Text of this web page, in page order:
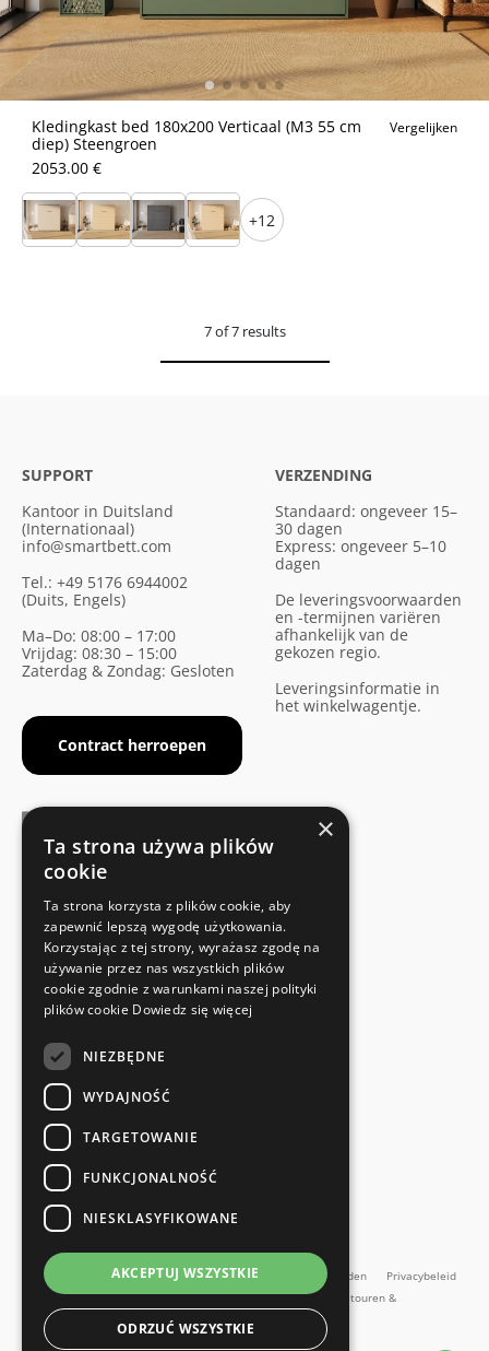
Kledingkast bed 180x200 Verticaal (M3 55 cm
diep) Steengroen
Vergelijken
2053.00 €
+12
7 of 7 results
SUPPORT
Kantoor in Duitsland
(Internationaal)
info@smartbett.com
Tel.: +49 5176 6944002
(Duits, Engels)
Ma–Do: 08:00 – 17:00
Vrijdag: 08:30 – 15:00
Zaterdag & Zondag: Gesloten
Contract herroepen
VERZENDING
Standaard: ongeveer 15–
30 dagen
Express: ongeveer 5–10
dagen
De leveringsvoorwaarden
en -termijnen variëren
afhankelijk van de
gekozen regio.
Leveringsinformatie in
het winkelwagentje.
Voldoet aan de veiligheidsnormen
SNELLE EN EENVOUDIGE RETOUR
Retourservice
RECHTSTREEKS VAN DE FABRIKANT
Speciale kwaliteitscontrole
Impressum Algemene Voorwaarden Algemene voorwaarden
Privacybeleid
Contact
Retourbeleid Online herroepingsformulier
Retouren &
Reparaties
en meer...
×
Ta strona używa plików
cookie
Ta strona korzysta z plików cookie, aby
zapewnić lepszą wygodę użytkowania.
Korzystając z tej strony, wyrażasz zgodę na
używanie przez nas wszystkich plików
cookie zgodnie z warunkami naszej polityki
plików cookie Dowiedz się więcej
NIEZBĘDNE
WYDAJNOŚĆ
TARGETOWANIE
FUNKCJONALNOŚĆ
NIESKLASYFIKOWANE
AKCEPTUJ WSZYSTKIE
ODRZUĆ WSZYSTKIE